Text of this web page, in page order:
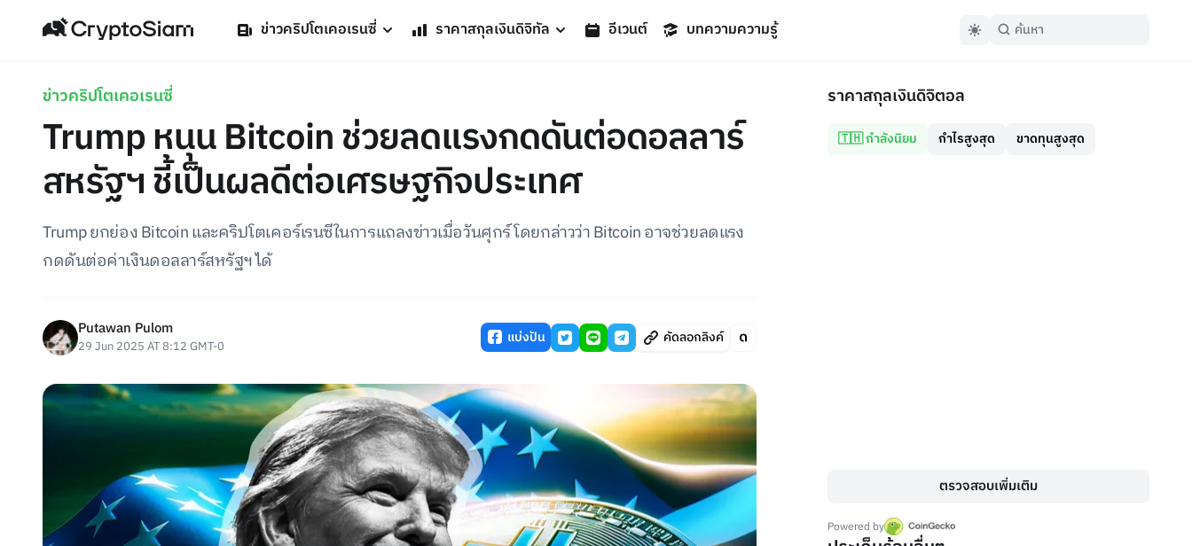
ข่าวคริปโตเคอเรนซี่ ราคาสกุลเงินดิจิทัล อีเวนต์ บทความความรู้
ข่าวคริปโตเคอเรนซี่
Trump หนุน Bitcoin ช่วยลดแรงกดดันต่อดอลลาร์
สหรัฐฯ ชี้เป็นผลดีต่อเศรษฐกิจประเทศ
Trump ยกย่อง Bitcoin และคริปโตเคอร์เรนซีในการแถลงข่าวเมื่อวันศุกร์ โดยกล่าวว่า Bitcoin อาจช่วยลดแรง
กดดันต่อค่าเงินดอลลาร์สหรัฐฯ ได้
Putawan Pulom
29 Jun 2025 AT 8:12 GMT-0 แบ่งปัน คัดลอกลิงค์
ราคาสกุลเงินดิจิตอล
🇹🇭 กำลังนิยม กำไรสูงสุด ขาดทุนสูงสุด
ตรวจสอบเพิ่มเติม
Powered by